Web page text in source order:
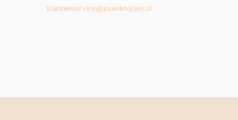
klantenservice@jouwknipjes.nl